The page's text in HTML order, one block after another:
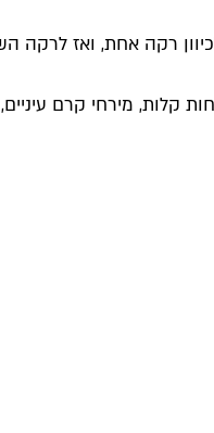
רקה אחת, ואז לרקה
קלות, מירחי קרם